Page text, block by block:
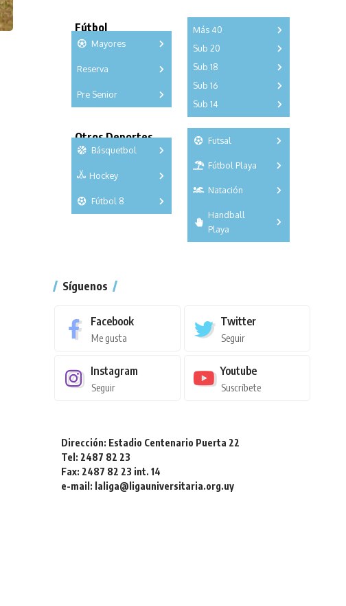
Fútbol
Mayores
ABC G
Reserva
A B
Pre Senior
Más 40
Sub 20
A
Sub 18
Copas
Sub 16
Series
Copas
Sub 14
Series
Otros Deportes
Básquetbol
A
3x3
Hockey
A B
Fútbol 8
Futsal
Masculino
Femenino
Fútbol Playa
Torneo
Natación
Torneo
Handball
Playa
Síguenos
Facebook
Me gusta
Twitter
Seguir
Instagram
Seguir
Youtube
Suscríbete
Dirección: Estadio Centenario Puerta 22
Tel: 2487 82 23
Fax: 2487 82 23 int. 14
e-mail: laliga@ligauniversitaria.org.uy